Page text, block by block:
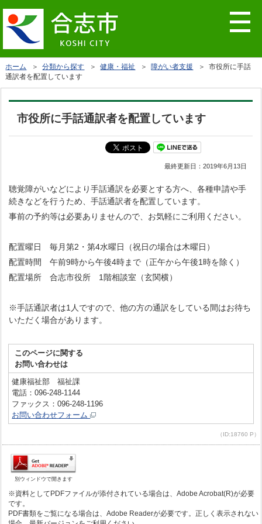
ホーム ＞分類から探す ＞健康・福祉 ＞ 障がい者支援
＞ 市役所に手話
通訳者を配置しています
市役所に手話通訳者を配置しています
最終更新日：2019年6月13日
聴覚障がいなどにより手話通訳を必要とする方へ、各種申請や手
続きなどを行うため、手話通訳者を配置しています。
事前の予約等は必要ありませんので、お気軽にご利用ください。
配置曜日 毎月第2・第4水曜日（祝日の場合は木曜日）
配置時間 午前9時から午後4時まで（正午から午後1時を除く）
配置場所 合志市役所 1階相談室（玄関横）
※手話通訳者は1人ですので、他の方の通訳をしている間はお待ち
いただく場合があります。
このページに関する
お問い合わせは
健康福祉部 福祉課
電話：096-248-1144
ファックス：096-248-1196
お問い合わせフォーム
（ID:18760 P）
別ウィンドウで開きます
※資料としてPDFファイルが添付されている場合は、Adobe Acrobat(R)が必要
です。
PDF書類をご覧になる場合は、Adobe Readerが必要です。正しく表示されない